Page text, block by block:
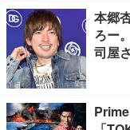
本郷
ろー
司屋